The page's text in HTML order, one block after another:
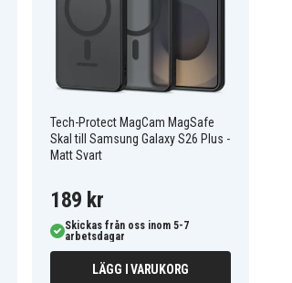
Tech-Protect MagCam MagSafe
Skal till Samsung Galaxy S26 Plus -
Matt Svart
189 kr
Skickas från oss inom 5-7
arbetsdagar
LÄGG I VARUKORG